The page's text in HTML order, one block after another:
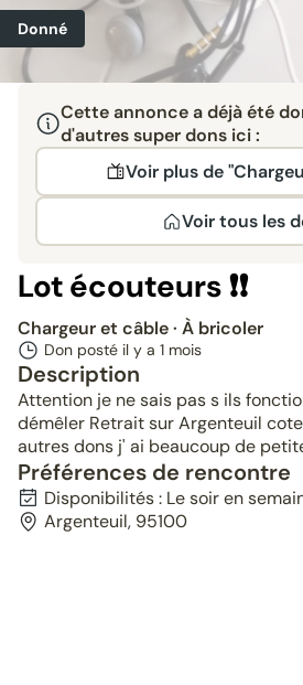
Donné
Cette annonce a déjà été
d'autres super dons ici :
Voir plus de
Voir tous les
Lot écouteurs ❗❗
Chargeur et câble· À bricoler
Don posté il y a 1 mois
Description
Attention je ne sais pas s ils
démêler Retrait sur Argenteuil
autres dons j' ai beaucoup de
Préférences de rencontre
Disponibilités : Le soir en
Argenteuil, 95100